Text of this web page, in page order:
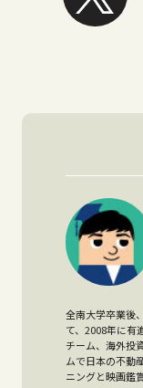
全南大学卒業後
て、2008年に有
チーム、海外投
ムで日本の不動
ニングと映画鑑賞